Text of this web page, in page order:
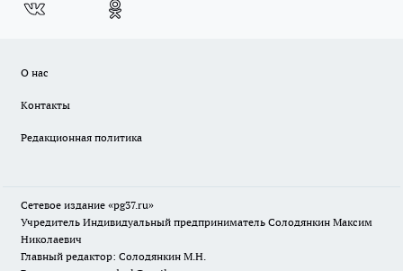
О нас
Контакты
Редакционная политика
Сетевое издание «pg37.ru»
Учредитель Индивидуальный предприниматель Солодянкин Максим
Николаевич
Главный редактор: Солодянкин М.Н.